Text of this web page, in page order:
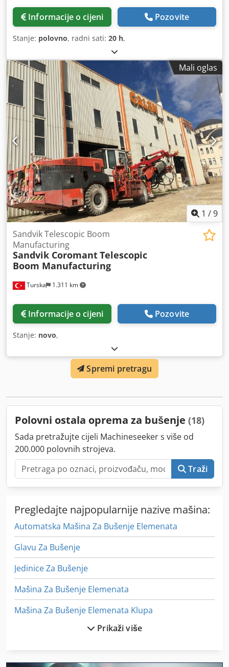
Informacije o cijeni Pozovite
Stanje: polovno, radni sati: 20 h,
Mali oglas
1 /9
Turska 1.311 km
Sandvik Telescopic Boom
Manufacturing
Sandvik CoromantTelescopic
Boom Manufacturing
Informacije o cijeni Pozovite
Stanje: novo,
Spremi pretragu
Polovni ostala oprema za bušenje (18)
Sada pretražujte cijeli Machineseeker s više od
200.000 polovnih strojeva.
Traži
Pregledajte najpopularnije nazive mašina:
Automatska Mašina Za Bušenje Elemenata
Glavu Za Bušenje
Jedinice Za Bušenje
Mašina Za Bušenje Elemenata
Mašina Za Bušenje Elemenata Klupa
Mašina Za Bušenje Elemenata Stupca
Prikaži više